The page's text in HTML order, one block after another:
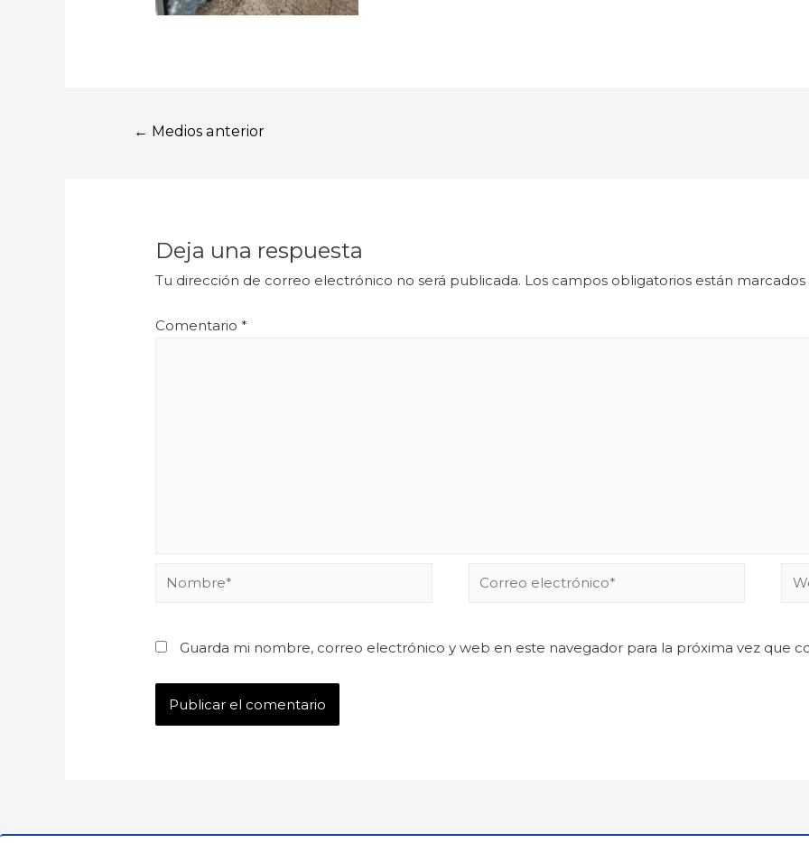
← Medios anterior
Deja una respuesta
Tu dirección de correo electrónico no será publicada. Los campos obligatorios están
Comentario*
Guarda mi nombre, correo electrónico y web en este navegador para la próxima vez que